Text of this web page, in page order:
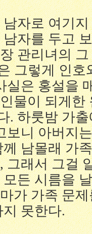
자로 여기
자를 두고
관리녀의
그렇게 인호
실은 홍설을
물이 되게한
. 하룻밤 가
보니 아버지
남몰래 가
그래서 그걸
든 시름을
가 가족 문
지 못한다.